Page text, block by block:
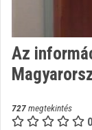
Intézményi
Kategóriák
Intézményi listák
Az
727megtekintés